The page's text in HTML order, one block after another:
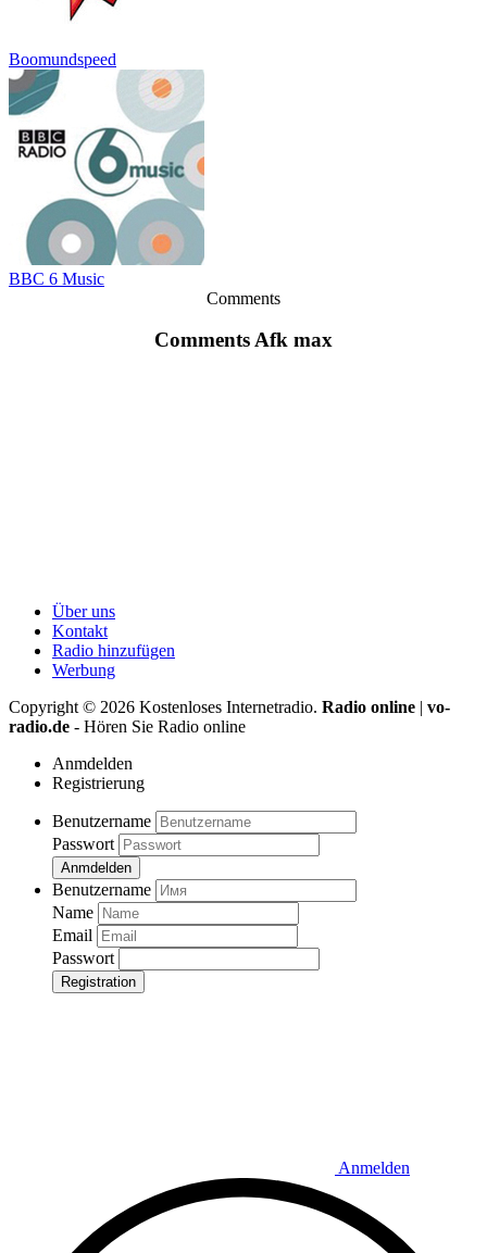
Boomundspeed
BBC 6 Music
Comments
Comments Afk max
Über uns
Kontakt
Radio hinzufügen
Werbung
Copyright © 2026 Kostenloses Internetradio. Radio online | vo-
radio.de - Hören Sie Radio online
Anmdelden
Registrierung
Benutzername
Passwort
Anmdelden
Benutzername
Name
Email
Passwort
Registration
Anmelden